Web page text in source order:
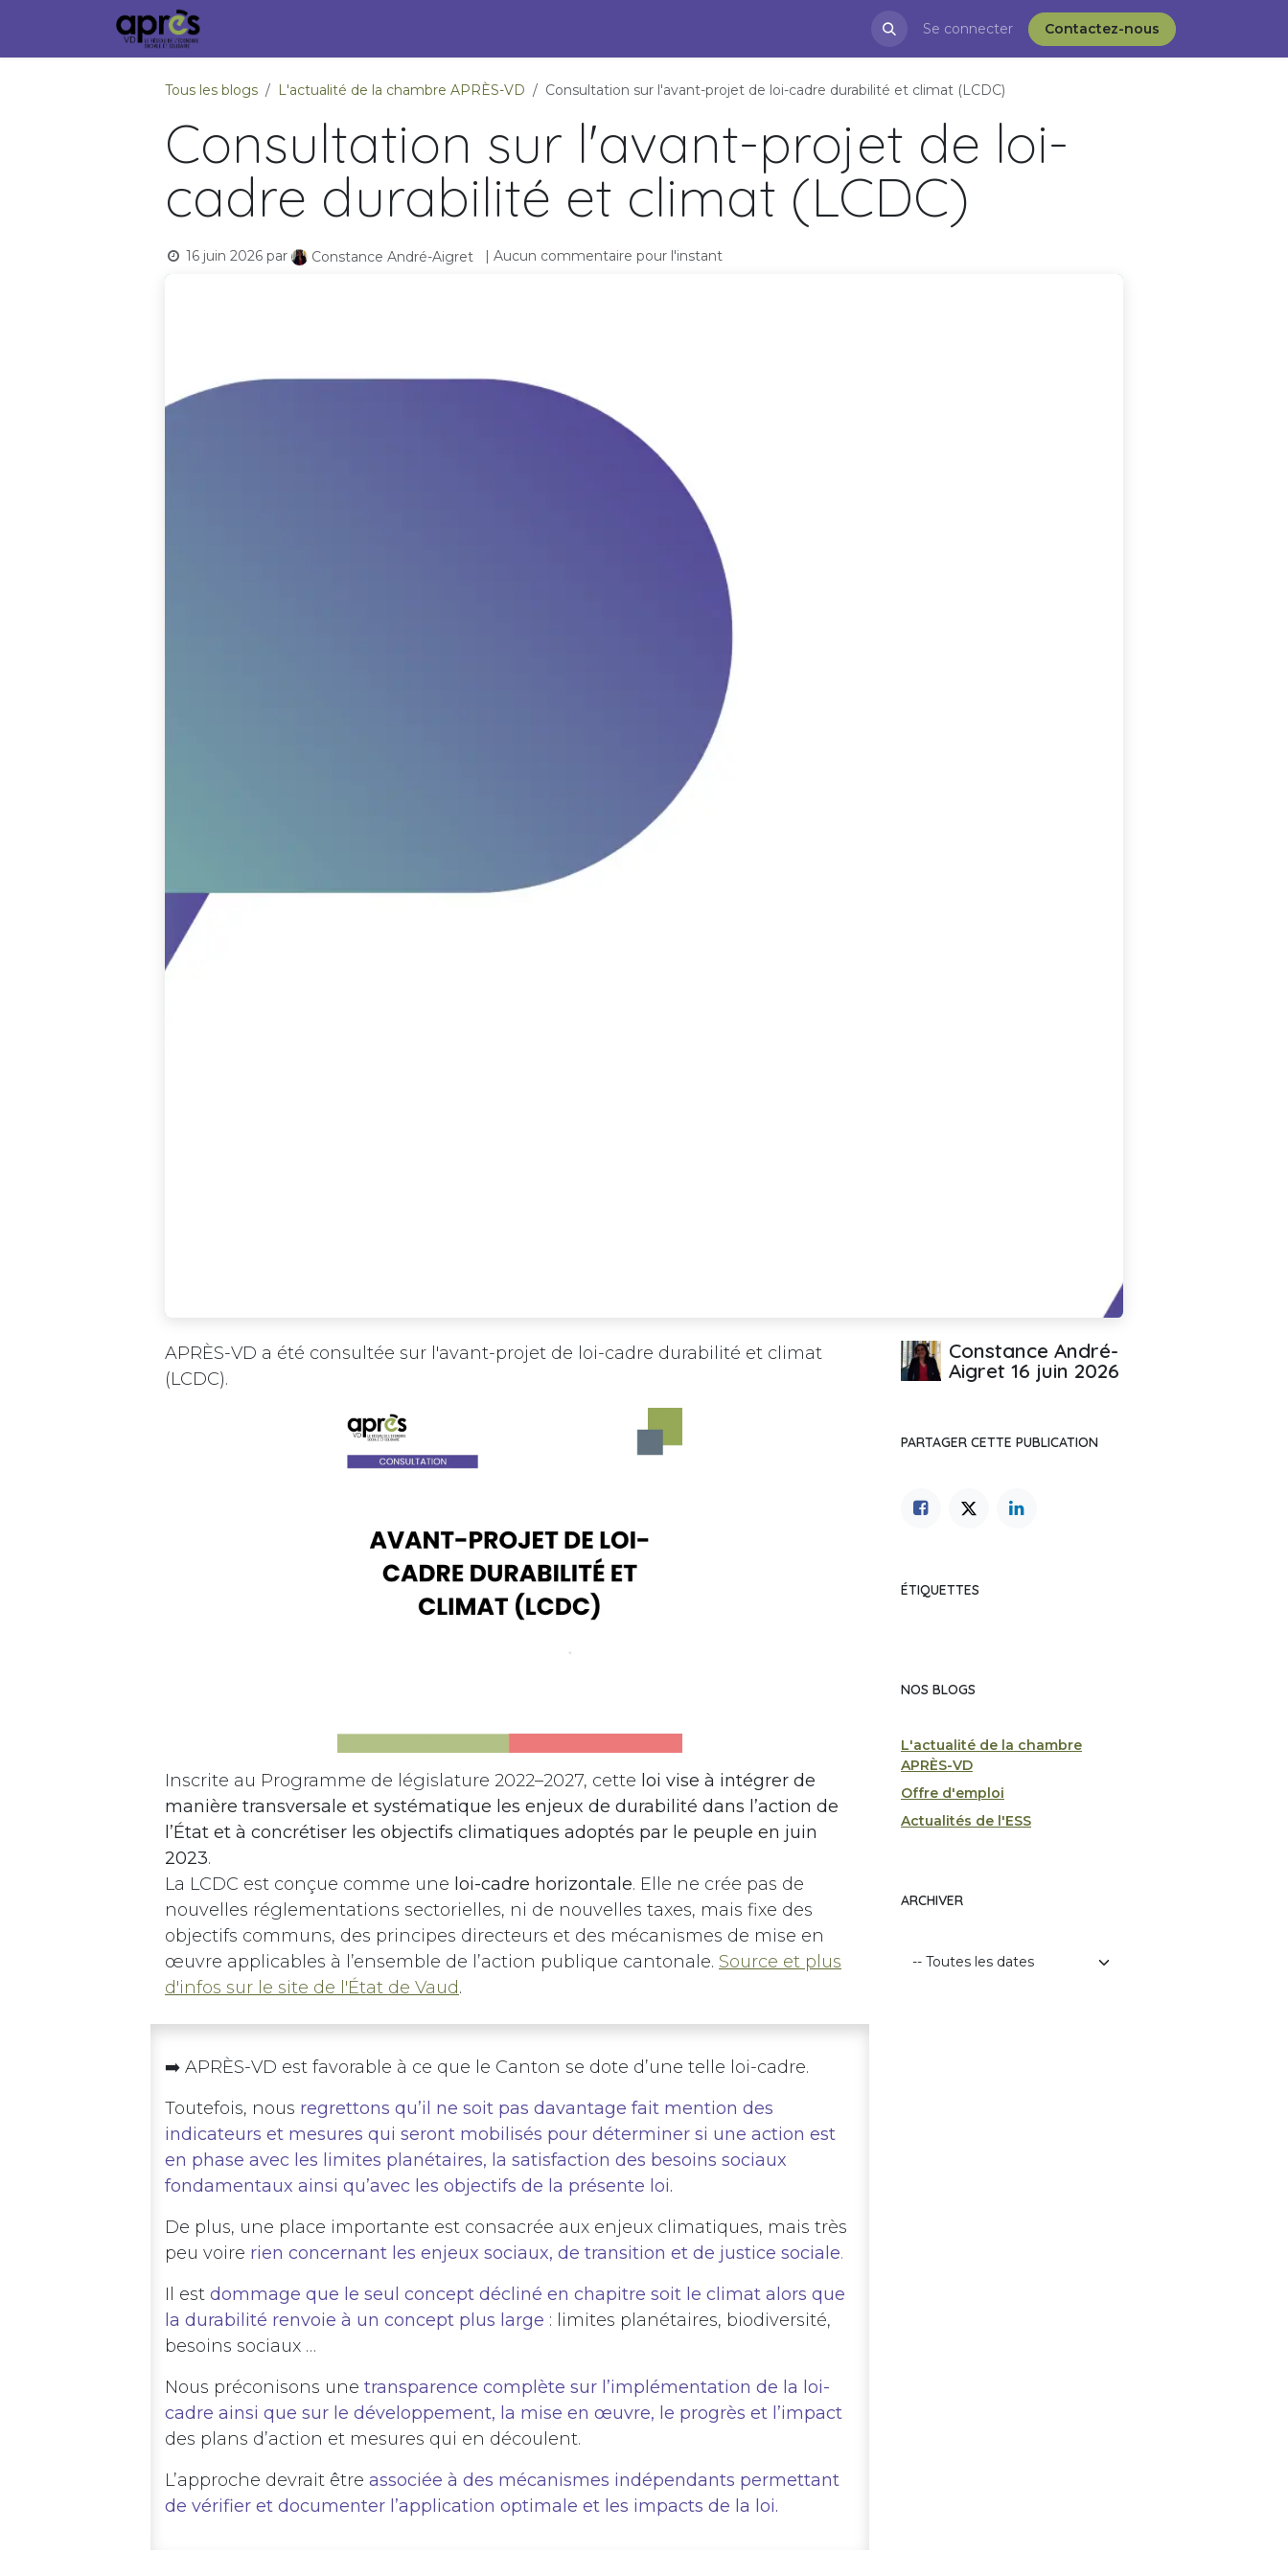
Prestations Blog APRÈS-VD et l'ESS
Se connecter Contactez-nous
Tous les blogs L'actualité de la chambre APRÈS-VD Consultation sur l'avant-projet de loi-cadre durabilité et climat (LCDC)
Consultation sur l'avant-projet de loi-
cadre durabilité et climat (LCDC)
16 juin 2026 par Constance André-Aigret | Aucun commentaire pour l'instant
APRÈS-VD a été consultée sur l'avant-projet de loi-cadre durabilité et climat
(LCDC).
Inscrite au Programme de législature 2022–2027, cette loi vise à intégrer de
manière transversale et systématique les enjeux de durabilité dans l’action de
l’État et à concrétiser les objectifs climatiques adoptés par le peuple en juin
2023.
La LCDC est conçue comme une loi-cadre horizontale. Elle ne crée pas de
nouvelles réglementations sectorielles, ni de nouvelles taxes, mais fixe des
objectifs communs, des principes directeurs et des mécanismes de mise en
œuvre applicables à l’ensemble de l’action publique cantonale. Source et plus
d'infos sur le site de l'État de Vaud.
➡️ APRÈS-VD est favorable à ce que le Canton se dote d’une telle loi-cadre.
Toutefois, nous regrettons qu’il ne soit pas davantage fait mention des
indicateurs et mesures qui seront mobilisés pour déterminer si une action est
en phase avec les limites planétaires, la satisfaction des besoins sociaux
fondamentaux ainsi qu’avec les objectifs de la présente loi.
De plus, une place importante est consacrée aux enjeux climatiques, mais très
peu voire rien concernant les enjeux sociaux, de transition et de justice sociale.
Il est dommage que le seul concept décliné en chapitre soit le climat alors que
la durabilité renvoie à un concept plus large : limites planétaires, biodiversité,
besoins sociaux …
Nous préconisons une transparence complète sur l’implémentation de la loi-
cadre ainsi que sur le développement, la mise en œuvre, le progrès et l’impact
des plans d’action et mesures qui en découlent.
L’approche devrait être associée à des mécanismes indépendants permettant
de vérifier et documenter l’application optimale et les impacts de la loi.
Constance André-
Aigret 16 juin 2026
PARTAGER CETTE PUBLICATION
ÉTIQUETTES
NOS BLOGS
L'actualité de la chambre
APRÈS-VD
Offre d'emploi
Actualités de l'ESS
ARCHIVER